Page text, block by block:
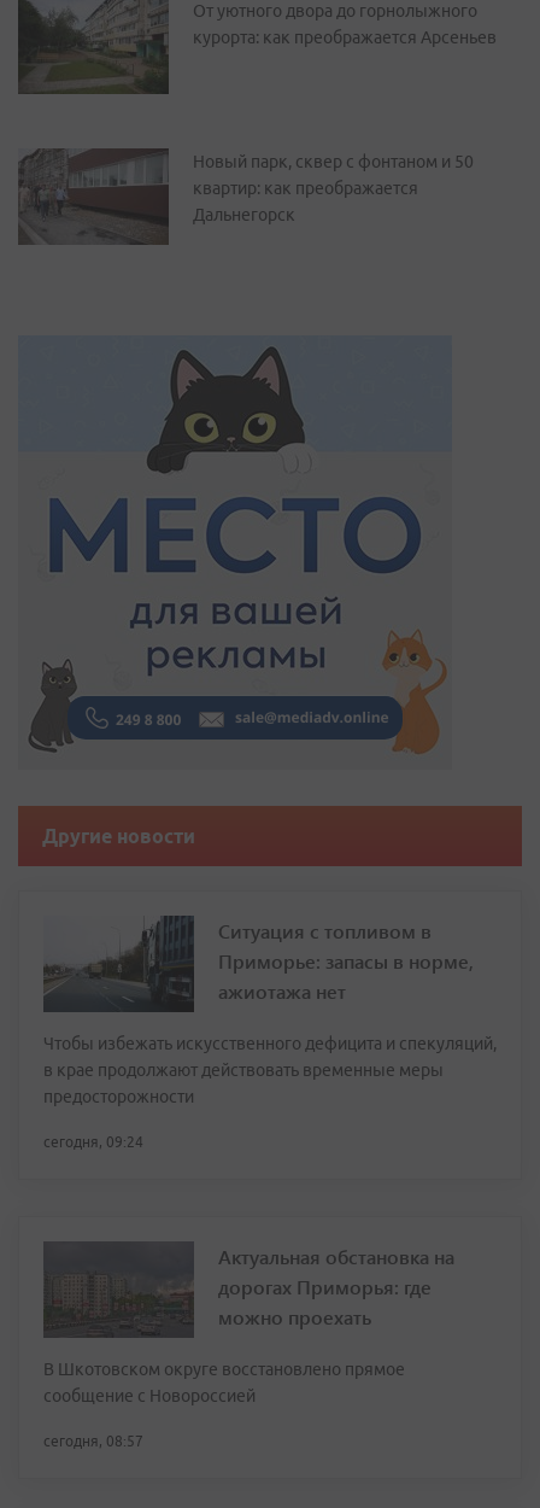
От уютного двора до горнолыжного
курорта: как преображается Арсеньев
Новый парк, сквер с фонтаном и 50
квартир: как преображается
Дальнегорск
Другие новости
Ситуация с топливом в
Приморье: запасы в норме,
ажиотажа нет
Чтобы избежать искусственного дефицита и спекуляций,
в крае продолжают действовать временные меры
предосторожности
сегодня, 09:24
Актуальная обстановка на
дорогах Приморья: где
можно проехать
В Шкотовском округе восстановлено прямое
сообщение с Новороссией
сегодня, 08:57